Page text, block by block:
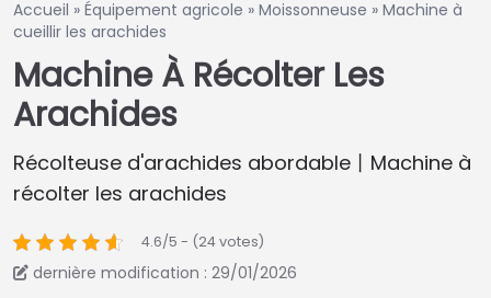
Accueil » Équipement agricole » Moissonneuse » Machine à
cueillir les arachides
Machine À Récolter Les
Arachides
Récolteuse d'arachides abordable丨Machine à
récolter les arachides
4.6/5 - (24 votes)
dernière modification : 29/01/2026